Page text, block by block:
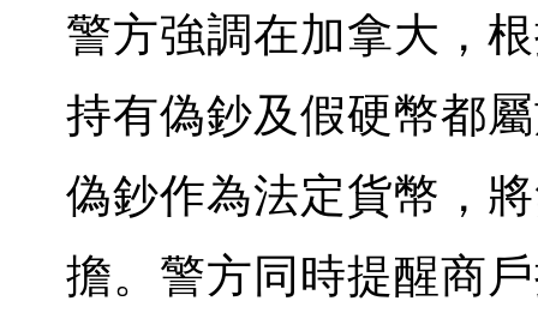
警方強調在加拿大，
持有偽鈔及假硬幣都
偽鈔作為法定貨幣，
擔。警方同時提醒商